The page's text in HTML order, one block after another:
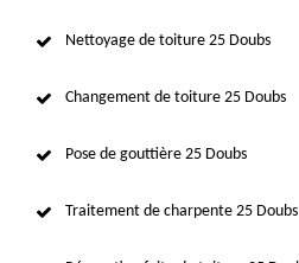
Nettoyage de toiture 25 Doubs
Changement de toiture 25 Doubs
Pose de gouttière 25 Doubs
Traitement de charpente 25 Doubs